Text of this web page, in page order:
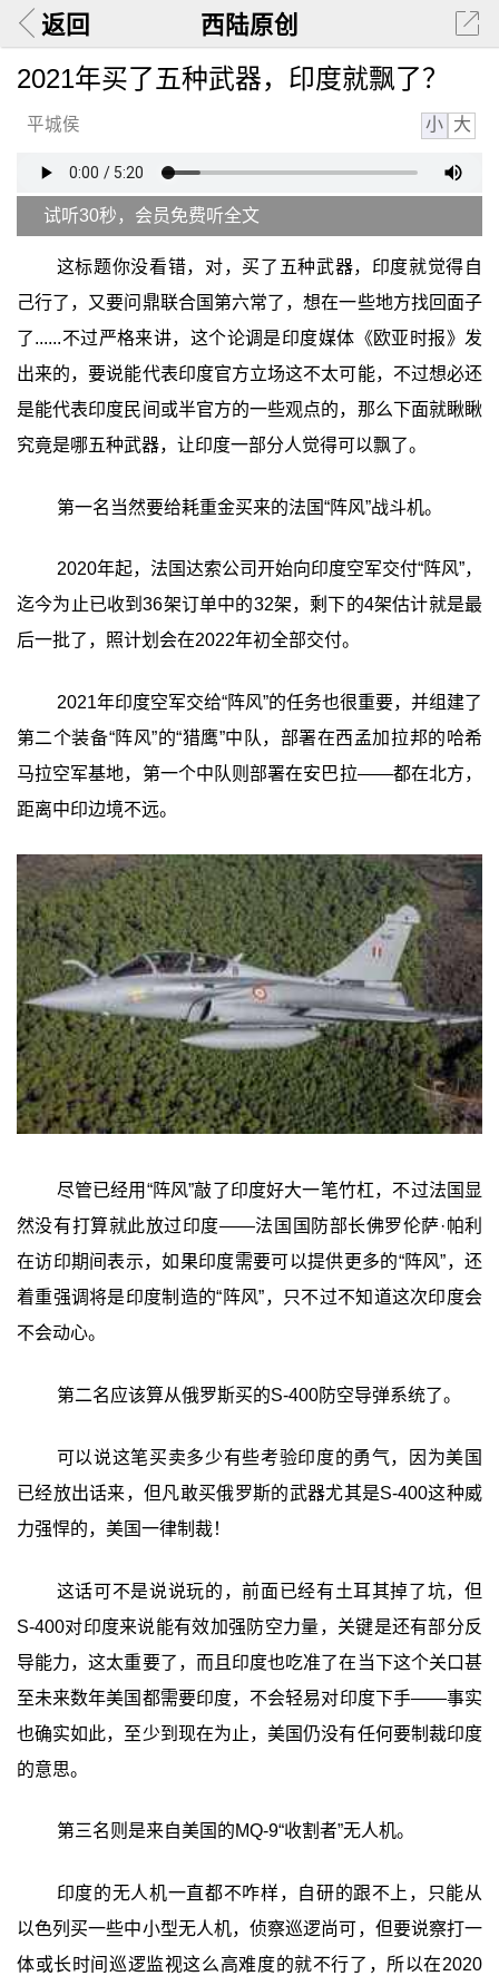
返回 西陆原创
2021年买了五种武器，印度就飘了？
平城侯 小 大
试听30秒，会员免费听全文
这标题你没看错，对，买了五种武器，印度就觉得自
己行了，又要问鼎联合国第六常了，想在一些地方找回面子
了......不过严格来讲，这个论调是印度媒体《欧亚时报》发
出来的，要说能代表印度官方立场这不太可能，不过想必还
是能代表印度民间或半官方的一些观点的，那么下面就瞅瞅
究竟是哪五种武器，让印度一部分人觉得可以飘了。
第一名当然要给耗重金买来的法国“阵风”战斗机。
2020年起，法国达索公司开始向印度空军交付“阵风”，
迄今为止已收到36架订单中的32架，剩下的4架估计就是最
后一批了，照计划会在2022年初全部交付。
2021年印度空军交给“阵风”的任务也很重要，并组建了
第二个装备“阵风”的“猎鹰”中队，部署在西孟加拉邦的哈希
马拉空军基地，第一个中队则部署在安巴拉——都在北方，
距离中印边境不远。
尽管已经用“阵风”敲了印度好大一笔竹杠，不过法国显
然没有打算就此放过印度——法国国防部长佛罗伦萨·帕利
在访印期间表示，如果印度需要可以提供更多的“阵风”，还
着重强调将是印度制造的“阵风”，只不过不知道这次印度会
不会动心。
第二名应该算从俄罗斯买的S-400防空导弹系统了。
可以说这笔买卖多少有些考验印度的勇气，因为美国
已经放出话来，但凡敢买俄罗斯的武器尤其是S-400这种威
力强悍的，美国一律制裁！
这话可不是说说玩的，前面已经有土耳其掉了坑，但
S-400对印度来说能有效加强防空力量，关键是还有部分反
导能力，这太重要了，而且印度也吃准了在当下这个关口甚
至未来数年美国都需要印度，不会轻易对印度下手——事实
也确实如此，至少到现在为止，美国仍没有任何要制裁印度
的意思。
第三名则是来自美国的MQ-9“收割者”无人机。
印度的无人机一直都不咋样，自研的跟不上，只能从
以色列买一些中小型无人机，侦察巡逻尚可，但要说察打一
体或长时间巡逻监视这么高难度的就不行了，所以在2020